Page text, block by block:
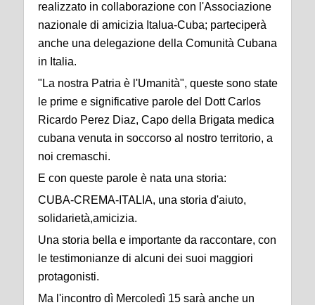
realizzato in collaborazione con l'Associazione
nazionale di amicizia Italua-Cuba; parteciperà
anche una delegazione della Comunità Cubana
in Italia.
"La nostra Patria è l'Umanità", queste sono state
le prime e significative parole del Dott Carlos
Ricardo Perez Diaz, Capo della Brigata medica
cubana venuta in soccorso al nostro territorio, a
noi cremaschi.
E con queste parole è nata una storia:
CUBA-CREMA-ITALIA, una storia d'aiuto,
solidarietà,amicizia.
Una storia bella e importante da raccontare, con
le testimonianze di alcuni dei suoi maggiori
protagonisti.
Ma l'incontro dì Mercoledì 15 sarà anche un